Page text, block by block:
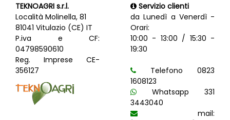
TEKNOAGRI s.r.l.
Località Molinella, 81
81041 Vitulazio (CE) IT
P.iva e CF:
04798590610
Reg. Imprese CE-
356127
Servizio clienti
da Lunedì a Venerdì -
Orari:
10:00 - 13:00 / 15:30 -
19:30
Telefono 0823
1608123
Whatsapp 331
3443040
mail: